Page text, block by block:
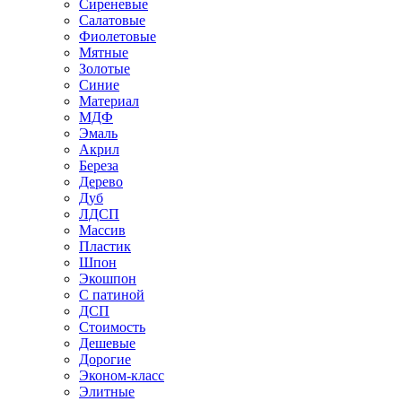
Сиреневые
Салатовые
Фиолетовые
Мятные
Золотые
Синие
Материал
МДФ
Эмаль
Акрил
Береза
Дерево
Дуб
ЛДСП
Массив
Пластик
Шпон
Экошпон
С патиной
ДСП
Стоимость
Дешевые
Дорогие
Эконом-класс
Элитные